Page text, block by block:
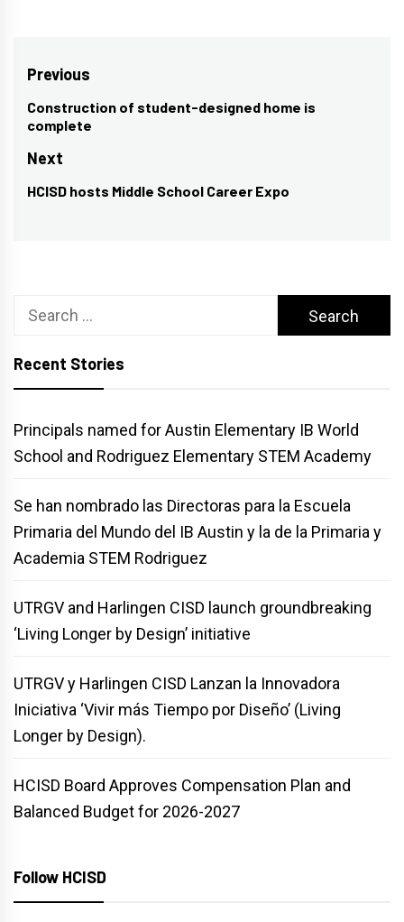
Post
navigation
Previous
Previous
post:
Construction of student-designed home is
complete
Next
Next
HCISD hosts Middle School Career Expo
Search
Recent Stories
Principals named for Austin Elementary IB World
School and Rodriguez Elementary STEM Academy
Se han nombrado las Directoras para la Escuela
Primaria del Mundo del IB Austin y la de la Primaria y
Academia STEM Rodriguez
UTRGV and Harlingen CISD launch groundbreaking
‘Living Longer by Design’ initiative
UTRGV y Harlingen CISD Lanzan la Innovadora
Iniciativa ‘Vivir más Tiempo por Diseño’ (Living
Longer by Design).
HCISD Board Approves Compensation Plan and
Balanced Budget for 2026-2027
Follow HCISD